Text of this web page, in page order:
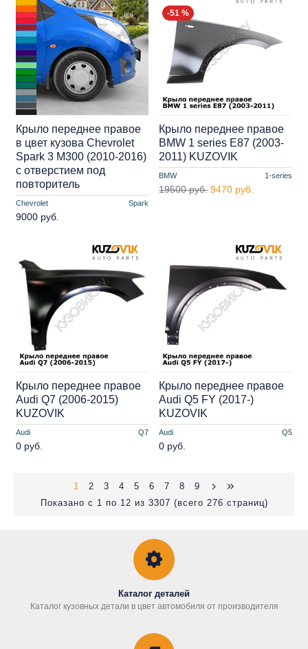
Chevrolet Spark
Крыло переднее правое
в цвет кузова Chevrolet
Spark 3 M300 (2010-2016)
с отверстием под
повторитель
9000 руб.
-51 %
BMW 1-series
Крыло переднее правое
BMW 1 series E87 (2003-
2011) KUZOVIK
19500 руб. 9470 руб.
Audi Q7
Крыло переднее правое
Audi Q7 (2006-2015)
KUZOVIK
0 руб.
Audi Q5
Крыло переднее правое
Audi Q5 FY (2017-)
KUZOVIK
0 руб.
1 2 3 4 5 6 7 8
9
Показано с 1 по 12 из 3307 (всего 276 страниц)
Каталог деталей
Каталог кузовных детали в цвет автомобиля от производителя